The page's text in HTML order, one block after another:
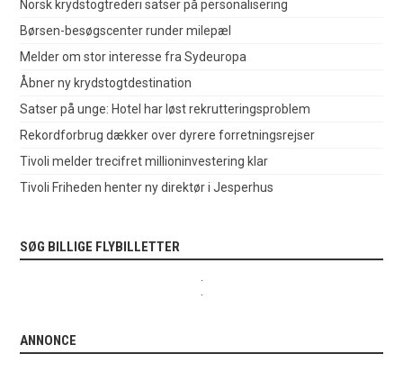
Norsk krydstogtrederi satser på personalisering
Børsen-besøgscenter runder milepæl
Melder om stor interesse fra Sydeuropa
Åbner ny krydstogtdestination
Satser på unge: Hotel har løst rekrutteringsproblem
Rekordforbrug dækker over dyrere forretningsrejser
Tivoli melder trecifret millioninvestering klar
Tivoli Friheden henter ny direktør i Jesperhus
SØG BILLIGE FLYBILLETTER
ANNONCE